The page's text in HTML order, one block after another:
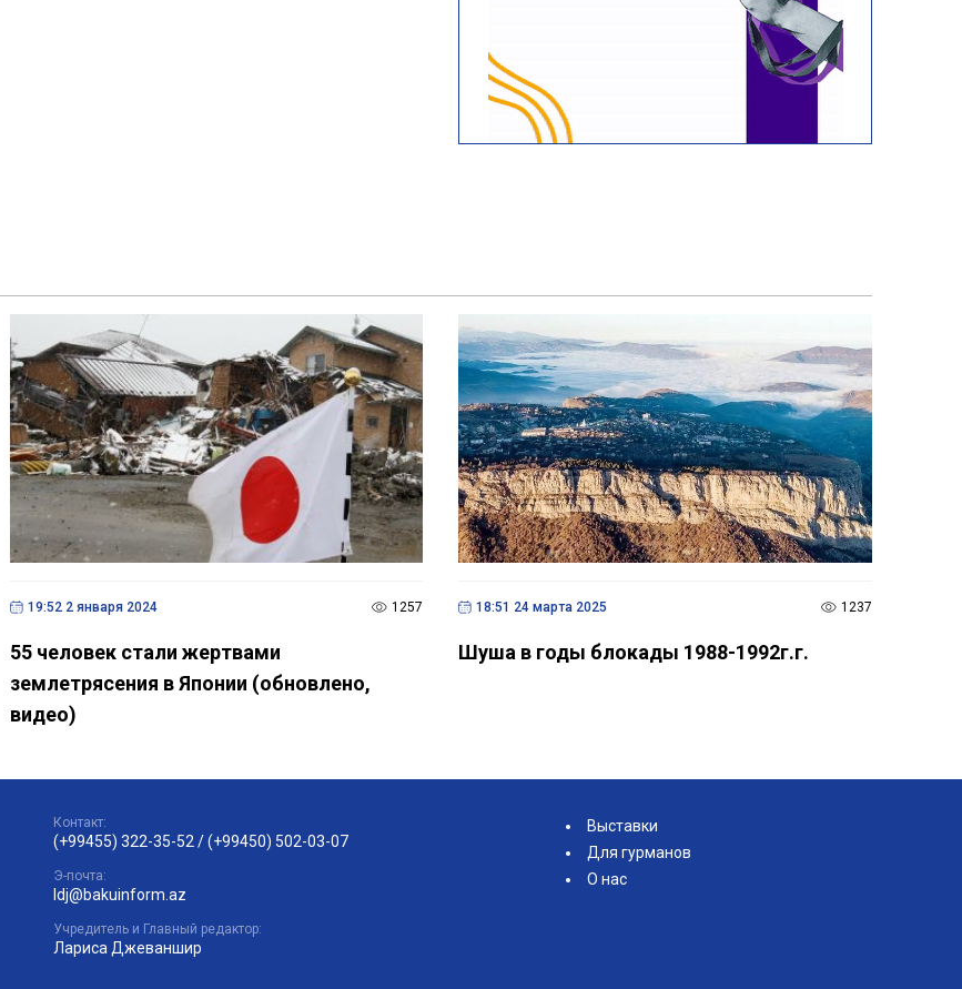
19:52 2 января 2024 1257
55 человек стали жертвами
землетрясения в Японии (обновлено,
видео)
18:51 24 марта 2025 1237
Шуша в годы блокады 1988-1992г.г.
Контакт:
(+99455) 322-35-52 /(+99450) 502-03-07
Э-почта:
ldj@bakuinform.az
Учредитель и Главный редактор:
Лариса Джеваншир
Выставки
Для гурманов
О нас